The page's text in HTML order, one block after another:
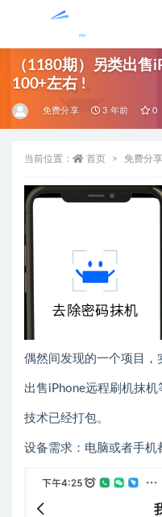
（1180期）另类出
100+左右 !
免费分享 3 年前 0
当前位置： 首页 免费分享
偶然间发现的一个项目，
出售iPhone远程刷机抹机
技术已经打包。
设备需求：电脑或者手机